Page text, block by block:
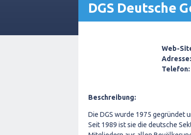
DGS Deutsche
Web-
Adresse:
Telefon:
Beschreibung:
Die DGS wurde 1975 gegründet
Seit 1989 ist sie die deutsche